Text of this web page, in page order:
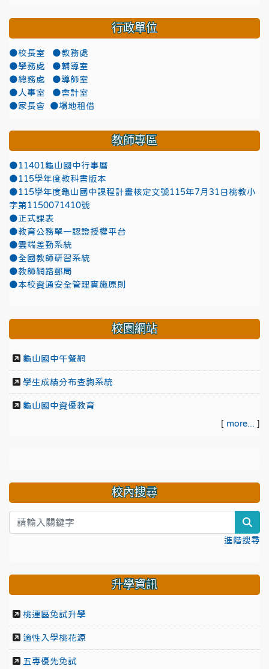
行政單位
●校長室
●教務處
●學務處
●輔導室
●總務處
●導師室
●人事室
●會計室
●家長會
●場地租借
教師專區
●11401龜山國中行事曆
●115學年度教科書版本
●115學年度龜山國中課程計畫核定文號115年7月31日桃教小
字第1150071410號
●正式課表
●教育公務單一認證授權平台
●雲端差勤系統
●全國教師研習系統
●教師網路郵局
●本校資通安全管理實施原則
校園網站
龜山國中午餐網
學生成績分布查詢系統
龜山國中資優教育
[ more... ]
校內搜尋
進階搜尋
升學資訊
桃連區免試升學
適性入學桃花源
五專優先免試